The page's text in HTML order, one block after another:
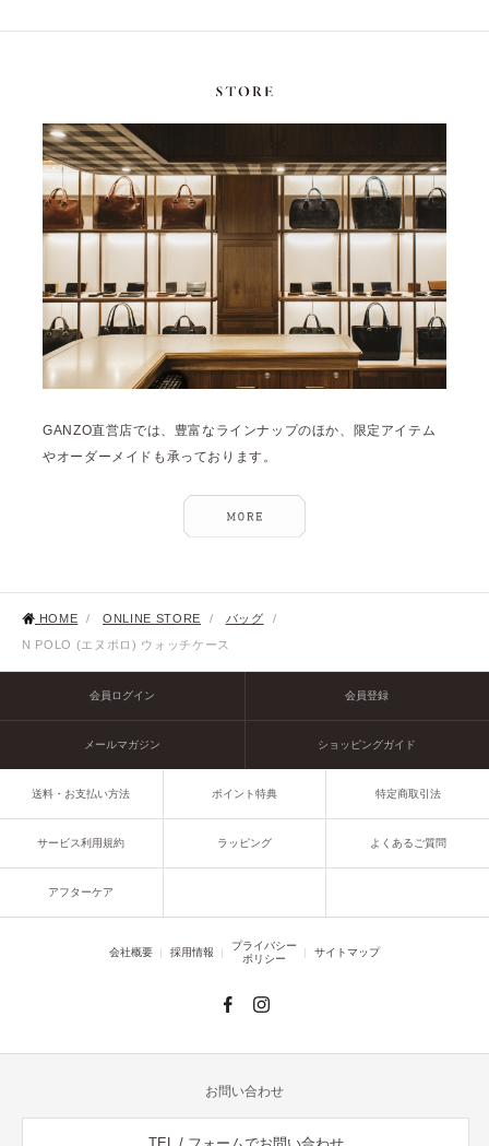
GANZO直営店では、豊富なラインナップのほか、限定アイテム
やオーダーメイドも承っております。
HOME / ONLINE STORE / バッグ
/
N POLO (エヌポロ) ウォッチケース
会員ログイン 会員登録
メールマガジン ショッピングガイド
送料・お支払い方法 ポイント特典 特定商取引法
サービス利用規約 ラッピング よくあるご質問
アフターケア
会社概要 採用情報
プライバシー
ポリシー
サイトマップ
お問い合わせ